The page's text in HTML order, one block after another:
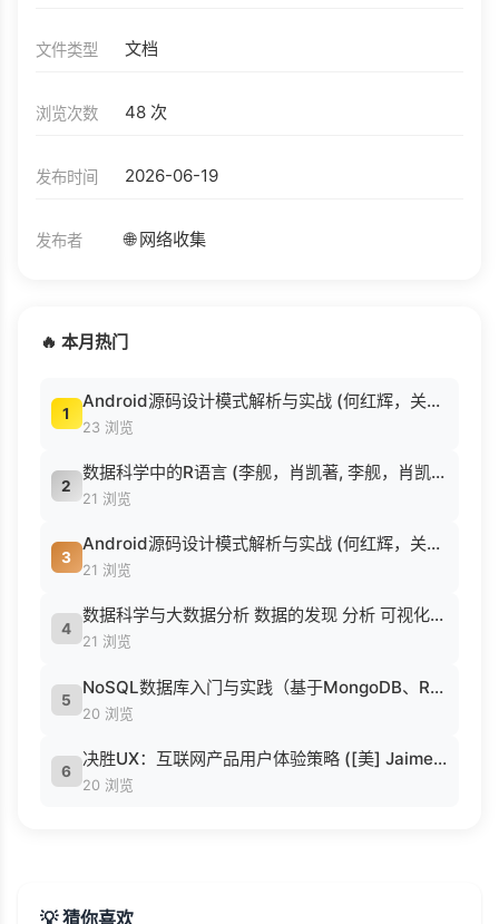
文件类型 文档
浏览次数 48 次
发布时间 2026-06-19
发布者 🌐 网络收集
🔥 本月热门
1
Android源码设计模式解析与实战 (何红辉，关爱民著, 何红辉, 关爱民著, 何红辉, 关爱民).pdf
23 浏览
2
数据科学中的R语言 (李舰，肖凯著, 李舰，肖凯著；吴喜之审校, Pdg2Pic).pdf
21 浏览
3
Android源码设计模式解析与实战 (何红辉，关爱民著, 何红辉, 关爱民著, 何红辉, 关爱民).pdf
21 浏览
4
数据科学与大数据分析 数据的发现 分析 可视化与表示 ( etc.).epub
21 浏览
5
NoSQL数据库入门与实践（基于MongoDB、Redis） (刘瑜 刘胜松).pdf
20 浏览
6
决胜UX：互联网产品用户体验策略 ([美] Jaime Levy [[美] Jaime Levy]).epub
20 浏览
💡 猜你喜欢